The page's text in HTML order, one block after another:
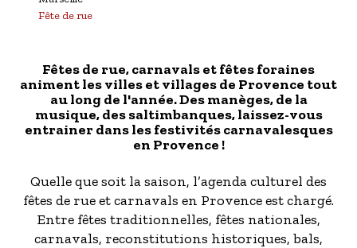
Fête de rue
Fêtes de rue, carnavals et fêtes foraines
animent les villes et villages de Provence tout
au long de l'année. Des manèges, de la
musique, des saltimbanques, laissez-vous
entrainer dans les festivités carnavalesques
en Provence !
Quelle que soit la saison, l’agenda culturel des
fêtes de rue et carnavals en Provence est chargé.
Entre fêtes traditionnelles, fêtes nationales,
carnavals, reconstitutions historiques, bals,